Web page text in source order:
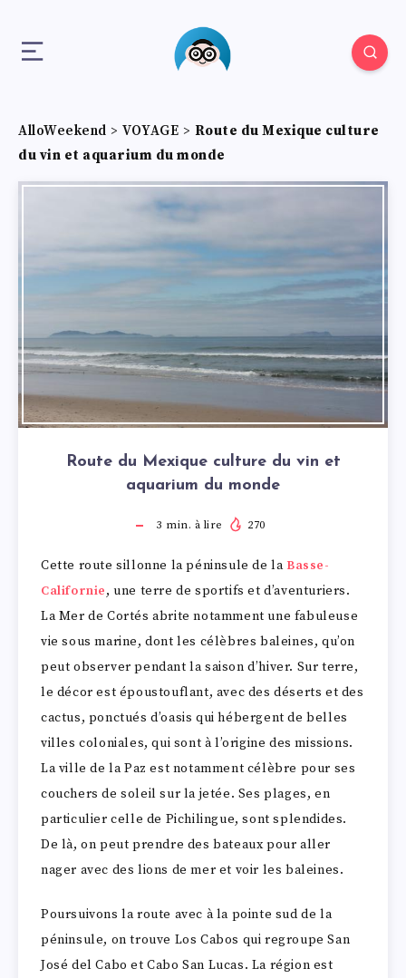
AlloWeekend > VOYAGE > Route du Mexique culture
du vin et aquarium du monde
Route du Mexique culture du vin et
aquarium du monde
3 min. à lire 270
Cette route sillonne la péninsule de la Basse-
Californie, une terre de sportifs et d’aventuriers.
La Mer de Cortés abrite notamment une fabuleuse
vie sous marine, dont les célèbres baleines, qu’on
peut observer pendant la saison d’hiver. Sur terre,
le décor est époustouflant, avec des déserts et des
cactus, ponctués d’oasis qui hébergent de belles
villes coloniales, qui sont à l’origine des missions.
La ville de la Paz est notamment célèbre pour ses
couchers de soleil sur la jetée. Ses plages, en
particulier celle de Pichilingue, sont splendides.
De là, on peut prendre des bateaux pour aller
nager avec des lions de mer et voir les baleines.
Poursuivons la route avec à la pointe sud de la
péninsule, on trouve Los Cabos qui regroupe San
José del Cabo et Cabo San Lucas. La région est